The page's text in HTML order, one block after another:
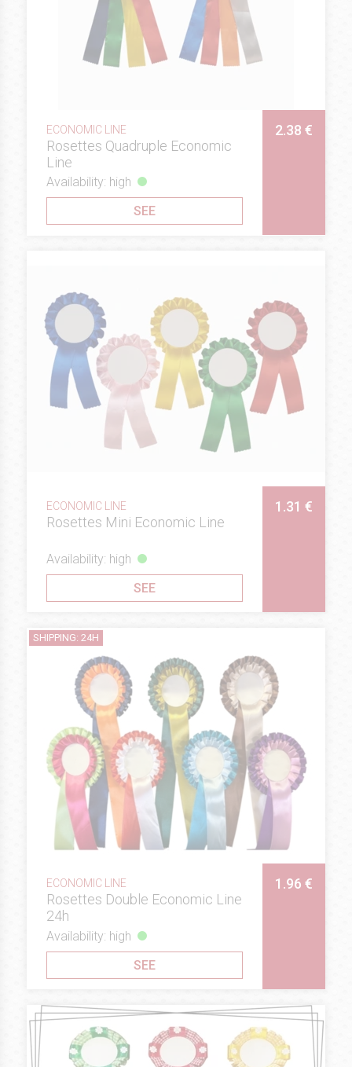
ECONOMIC LINE
Rosettes Quadruple Economic
Line
2.38 €
Availability: high
SEE
ECONOMIC LINE
Rosettes Mini Economic Line
1.31 €
Availability: high
SEE
ECONOMIC LINE
Rosettes Double Economic Line
24h
1.96 €
Availability: high
SEE
SHIPPING: 24H